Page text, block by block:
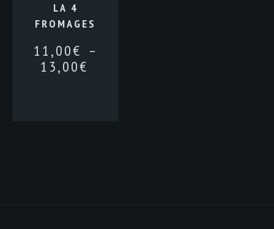
LA 4
FROMAGES
11,00€ –
13,00€